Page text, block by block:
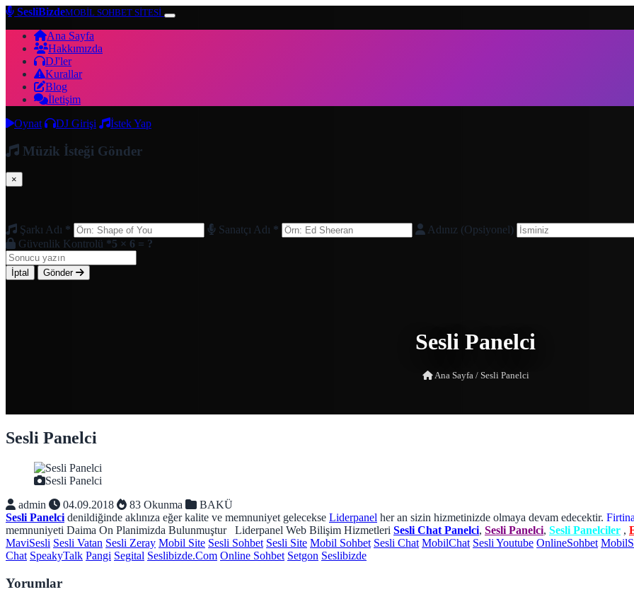
SesliBizdeMOBİL SOHBET SİTESİ
Ana Sayfa
Hakkımızda
DJ'ler
Kurallar
Blog
İletişim
Oynat
DJ Girişi İstek Yap
Müzik İsteği Gönder
×
Şarkı Adı * Sanatçı Adı * Adınız (Opsiyonel)
Güvenlik Kontrolü *5 × 6 = ?
İptal Gönder
Sesli Panelci
Ana Sayfa /Sesli Panelci
Sesli Panelci
Sesli Panelci
admin
04.09.2018 83 Okunma
BAKÜ
Sesli Panelci denildiğinde aklınıza eğer kalite ve memnuniyet gelecekse Liderpanel her an sizin hizmetinizde olmaya devam edecektir.
memnuniyeti Daima On Planimizda Bulunmuştur Liderpanel Web Bilişim Hizmetleri Sesli Chat Panelci, Sesli Panelci, Sesli Panelciler ,
MaviSesli Sesli Vatan Sesli Zeray Mobil Site Sesli Sohbet Sesli Site Mobil Sohbet Sesli Chat MobilChat Sesli Youtube OnlineSohbet
Chat SpeakyTalk Pangi Segital Seslibizde.Com Online Sohbet Setgon Seslibizde
Yorumlar